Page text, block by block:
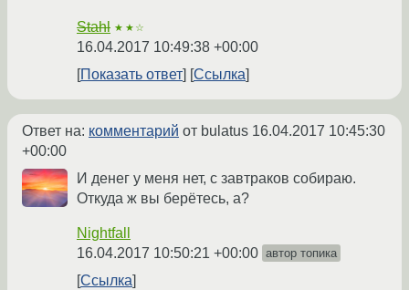
Stahl ★★☆
16.04.2017 10:49:38 +00:00
Показать ответ
Ссылка
Ответ на: комментарий от bulatus 16.04.2017 10:45:30
+00:00
И денег у меня нет, с завтраков собираю.
Откуда ж вы берётесь, а?
Nightfall
16.04.2017 10:50:21 +00:00 автор топика
Ссылка